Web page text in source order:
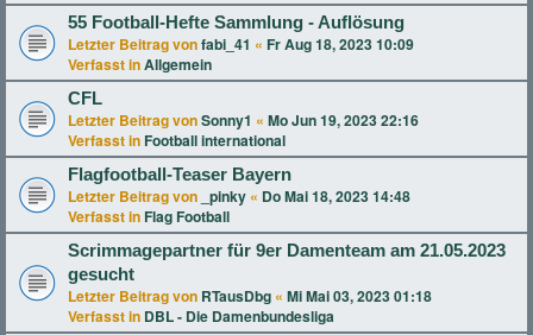
55 Football-Hefte Sammlung - Auflösung
Letzter Beitrag vonfabi_41 « Fr Aug 18, 2023 10:09
Verfasst inAllgemein
CFL
Letzter Beitrag vonSonny1 « Mo Jun 19, 2023 22:16
Verfasst in Football international
Flagfootball-Teaser Bayern
Letzter Beitrag von _pinky « Do Mai 18, 2023 14:48
Verfasst in Flag Football
Scrimmagepartner für 9er Damenteam am 21.05.2023
gesucht
Letzter Beitrag von RTausDbg « Mi Mai 03, 2023 01:18
Verfasst in DBL - Die Damenbundesliga